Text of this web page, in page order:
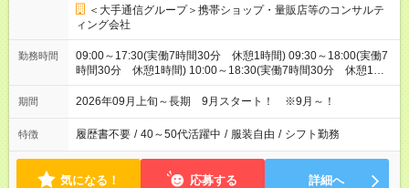
＜大手通信グループ＞携帯ショップ・量販店等のコンサルテ
ィング会社
勤務時間
09:00～17:30(実働7時間30分 休憩1時間) 09:30～18:00(実働7
時間30分 休憩1時間) 10:00～18:30(実働7時間30分 休憩1時
間) ※9:00～19:00の間で7.5時間の勤務（シフトの希望も出せま
す！）
期間 2026年09月上旬～長期 9月スタート！ ※9月～！
特徴 履歴書不要 / 40～50代活躍中 / 服装自由 / シフト勤務
気になる！ 応募する 詳細へ